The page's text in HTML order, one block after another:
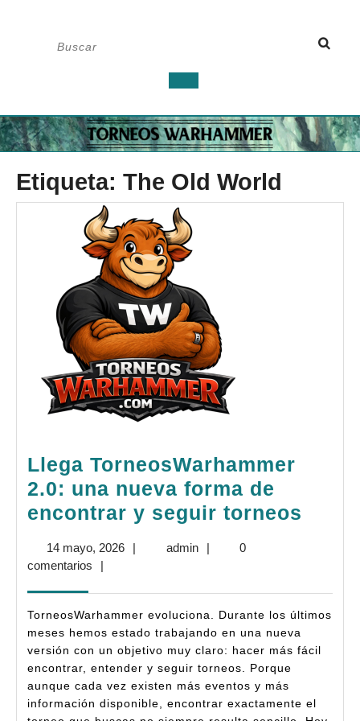
de
apertura
Etiqueta: The Old World
Llega TorneosWarhammer
2.0: una nueva forma de
encontrar y seguir torneos
de
y
14 mayo, 202614| adminadmin
|
0
comentarios
|
TorneosWarhammer evoluciona. Durante los últimos
meses hemos estado trabajando en una nueva
versión con un objetivo muy claro: hacer más fácil
encontrar, entender y seguir torneos. Porque
aunque cada vez existen más eventos y más
información disponible, encontrar exactamente el